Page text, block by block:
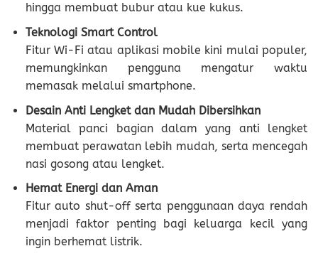
hingga membuat bubur atau kue kukus.
Teknologi Smart Control
Fitur Wi-Fi atau aplikasi mobile kini mulai populer,
memungkinkan pengguna mengatur waktu
memasak melalui smartphone.
Desain Anti Lengket dan Mudah Dibersihkan
Material panci bagian dalam yang anti lengket
membuat perawatan lebih mudah, serta mencegah
nasi gosong atau lengket.
Hemat Energi dan Aman
Fitur auto shut-off serta penggunaan daya rendah
menjadi faktor penting bagi keluarga kecil yang
ingin berhemat listrik.